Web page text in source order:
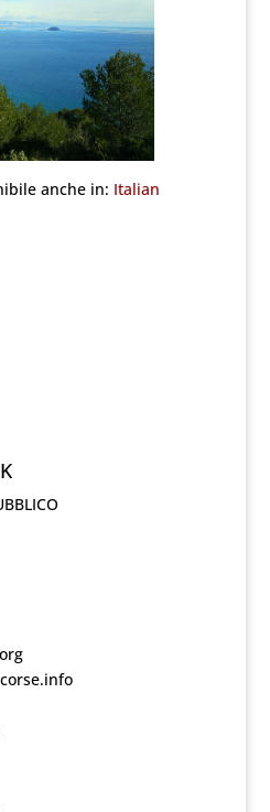
anche in: Italian